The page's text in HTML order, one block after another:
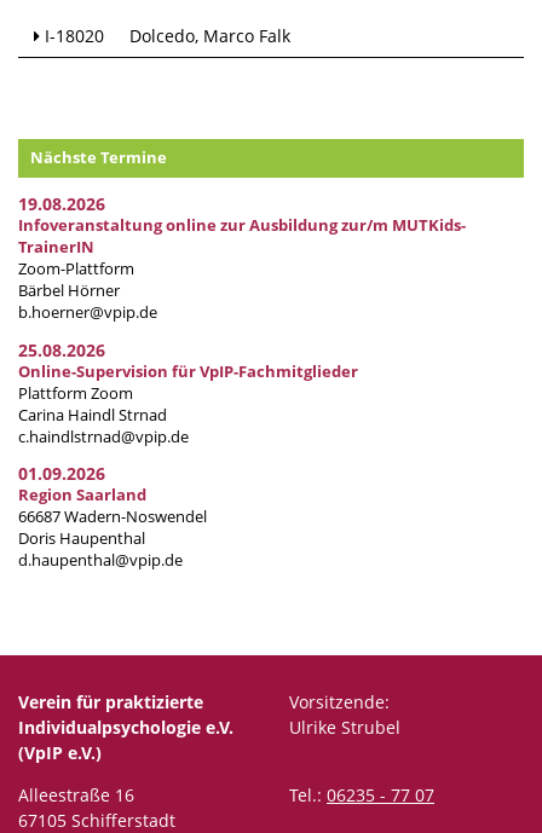
I-18020 Dolcedo Marco Falk
Nächste Termine
19.08.2026
Infoveranstaltung online zur Ausbildung zur/m MUTKids-
TrainerIN
Zoom-Plattform
Bärbel Hörner
b.hoerner@vpip.de
25.08.2026
Online-Supervision für VpIP-Fachmitglieder
Plattform Zoom
Carina Haindl Strnad
c.haindlstrnad@vpip.de
01.09.2026
Region Saarland
66687 Wadern-Noswendel
Doris Haupenthal
d.haupenthal@vpip.de
Verein für praktizierte
Individualpsychologie e.V.
(VpIP e.V.)
Vorsitzende:
Ulrike Strubel
Alleestraße 16
67105 Schifferstadt
Tel.: 06235 - 77 07